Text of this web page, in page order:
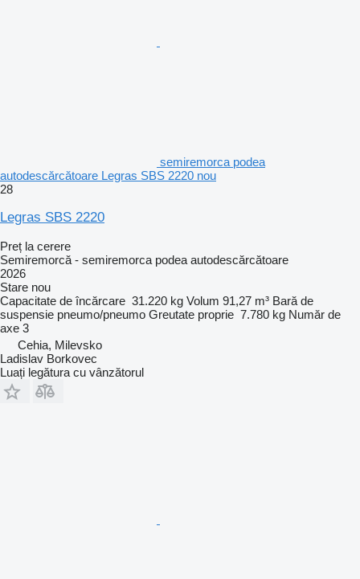
semiremorca podea
autodescărcătoare Legras SBS 2220 nou
28
Legras SBS 2220
Preț la cerere
Semiremorcă - semiremorca podea autodescărcătoare
2026
Stare nou
Capacitate de încărcare 31.220 kg Volum 91,27 m³ Bară de
suspensie pneumo/pneumo Greutate proprie 7.780 kg Număr de
axe 3
Cehia, Milevsko
Ladislav Borkovec
Luați legătura cu vânzătorul